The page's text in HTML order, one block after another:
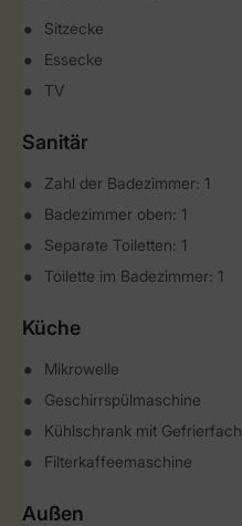
Sitzecke
Essecke
TV
Sanitär
Zahl der Badezimmer: 1
Badezimmer oben: 1
Separate Toiletten: 1
Toilette im Badezimmer: 1
Küche
Mikrowelle
Geschirrspülmaschine
Kühlschrank mit Gefrierfach
Filterkaffeemaschine
Außen